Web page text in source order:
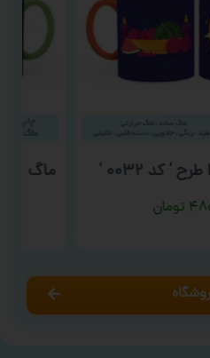
کد ۰۰۳۲ ‘
تومان